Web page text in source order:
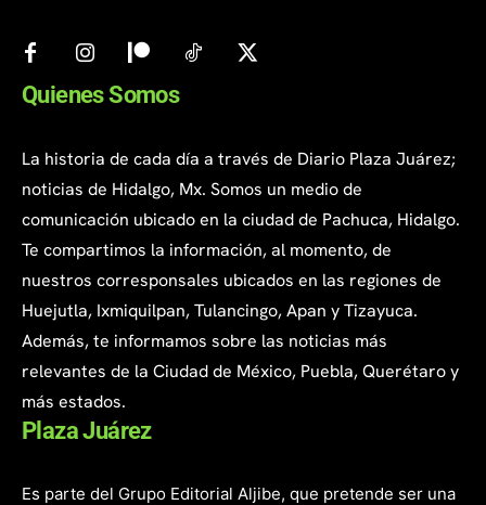
Quienes Somos
La historia de cada día a través de Diario Plaza Juárez;
noticias de Hidalgo, Mx. Somos un medio de
comunicación ubicado en la ciudad de Pachuca, Hidalgo.
Te compartimos la información, al momento, de
nuestros corresponsales ubicados en las regiones de
Huejutla, Ixmiquilpan, Tulancingo, Apan y Tizayuca.
Además, te informamos sobre las noticias más
relevantes de la Ciudad de México, Puebla, Querétaro y
más estados.
Plaza Juárez
Es parte del Grupo Editorial Aljibe, que pretende ser una